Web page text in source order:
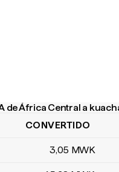
de África Central a
África Central a kuachas
CONVERTIDO
3,05 MWK